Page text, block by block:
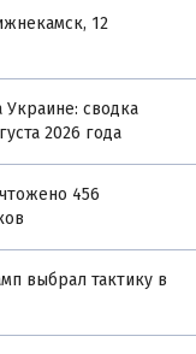
12
сводка
2026 года
456
выбрал тактику в